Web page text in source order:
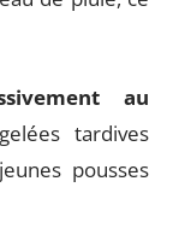
au
tardives
pousses